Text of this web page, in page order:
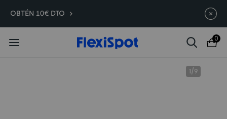
Compra antes, ahorra más |
: 09
0
1/9
OBTÉN 10€ DTO